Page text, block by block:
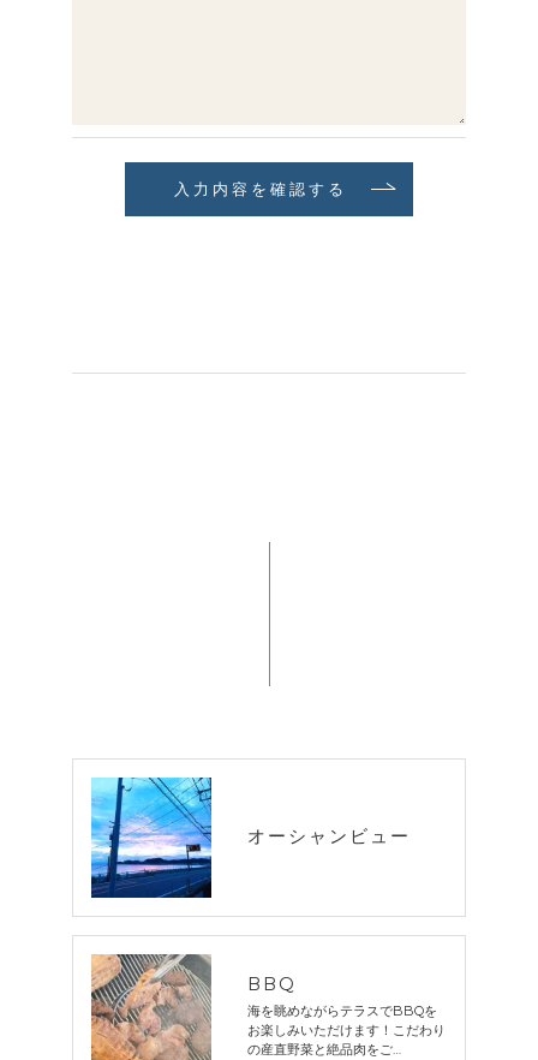
オーシャンビュー
BBQ
海を眺めながらテラスでBBQを
お楽しみいただけます！こだわり
の産直野菜と絶品肉をご…